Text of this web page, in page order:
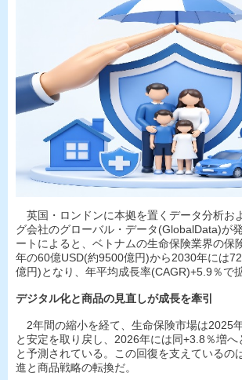
英国・ロンドンに本拠を置くデータ分析お
グ会社のグローバル・データ(GlobalData)が
ートによると、ベトナムの生命保険業界の保
年の60億USD(約9500億円)から2030年には
億円)となり、年平均成長率(CAGR)+5.9％で
デジタル化と商品の見直しが成長を牽引
2年間の縮小を経て、生命保険市場は2025
と安定を取り戻し、2026年には同+3.8％増へ
と予測されている。この回復を支えているの
進と商品戦略の転換だ。